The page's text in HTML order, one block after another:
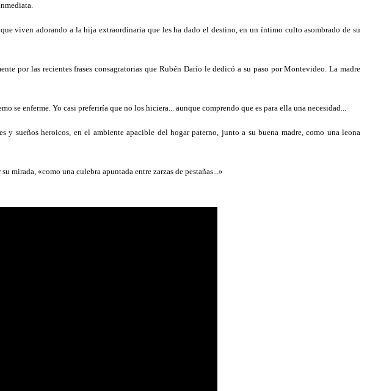
viven adorando a la hija extraordinaria que les ha dado el destino, en un íntimo culto asombrado de su
por las recientes frases consagratorias que Rubén Darío le dedicó a su paso por Montevideo. La madre
se enferme. Yo casi preferiría que no los hiciera... aunque comprendo que es para ella una necesidad...
sueños heroicos, en el ambiente apacible del hogar paterno, junto a su buena madre, como una leona
mirada, «como una culebra apuntada entre zarzas de pestañas...»